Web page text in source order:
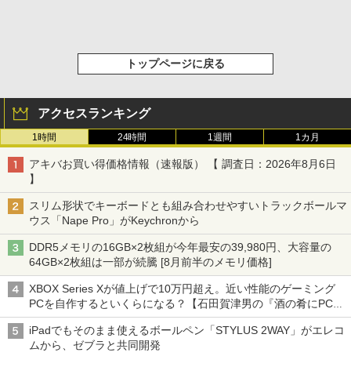
トップページに戻る
アクセスランキング
1時間 24時間 1週間 1カ月
アキバお買い得価格情報（速報版） 【 調査日：2026年8月6日
】
スリム形状でキーボードとも組み合わせやすいトラックボールマ
ウス「Nape Pro」がKeychronから
DDR5メモリの16GB×2枚組が今年最安の39,980円、大容量の
64GB×2枚組は一部が続騰 [8月前半のメモリ価格]
XBOX Series Xが値上げで10万円超え。近い性能のゲーミング
PCを自作するといくらになる？【石田賀津男の『酒の肴にPCゲ
ーム』】
iPadでもそのまま使えるボールペン「STYLUS 2WAY」がエレコ
ムから、ゼブラと共同開発